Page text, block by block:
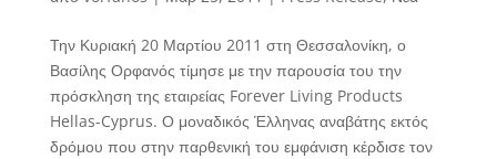
Την Κυριακή 20 Μαρτίου 2011 στη Θεσσαλονίκη, ο
Βασίλης Ορφανός τίμησε με την παρουσία του την
πρόσκληση της εταιρείας Forever Living Products
Hellas-Cyprus. Ο μοναδικός Έλληνας αναβάτης εκτός
δρόμου που στην παρθενική του εμφάνιση κέρδισε τον